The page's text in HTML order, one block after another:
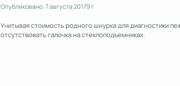
Опубликовано:7 августа 20179 г
Учитывая стоимость родного шнурка для диагностики
отсутствовать галочка на стеклоподъемниках.